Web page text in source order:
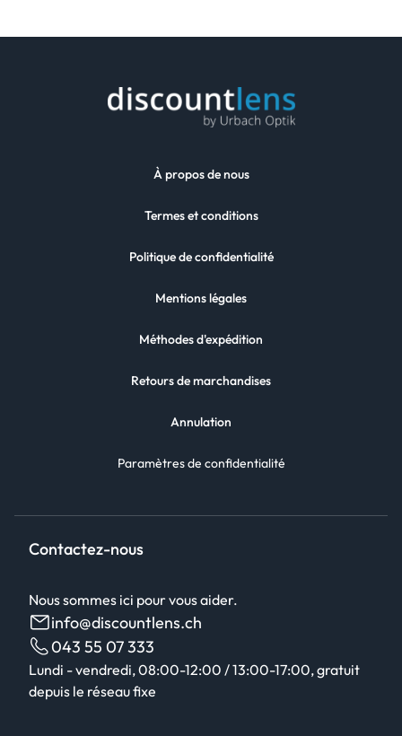
À propos de nous
Termes et conditions
Politique de confidentialité
Mentions légales
Méthodes d'expédition
Retours de marchandises
Annulation
Paramètres de confidentialité
Contactez-nous
Nous sommes ici pour vous aider.
info@discountlens.ch
043 55 07 333
Lundi - vendredi, 08:00-12:00 / 13:00-17:00, gratuit
depuis le réseau fixe